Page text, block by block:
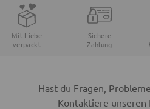
Mit Liebe
verpackt
Sichere
Zahlung
Hast du Fragen,
Kontaktiere unseren